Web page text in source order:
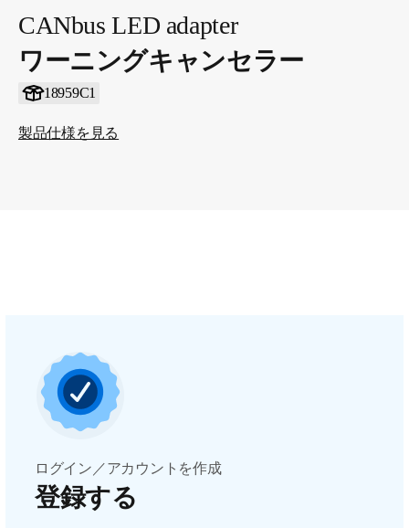
CANbus LED adapter
ワーニングキャンセラー
18959C1
製品仕様を見る
ログイン／アカウントを作成
登録する